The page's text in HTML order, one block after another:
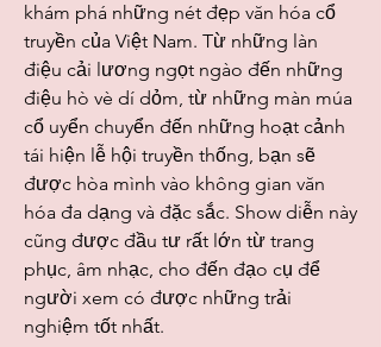
khám phá những nét đẹp văn hóa cổ
truyền của Việt Nam. Từ những làn
điệu cải lương ngọt ngào đến những
điệu hò vè dí dỏm, từ những màn múa
cổ uyển chuyển đến những hoạt cảnh
tái hiện lễ hội truyền thống, bạn sẽ
được hòa mình vào không gian văn
hóa đa dạng và đặc sắc. Show diễn này
cũng được đầu tư rất lớn từ trang
phục, âm nhạc, cho đến đạo cụ để
người xem có được những trải
nghiệm tốt nhất.